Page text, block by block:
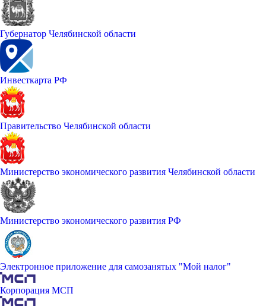
Губернатор Челябинской области
Инвесткарта РФ
Правительство Челябинской области
Министерство экономического развития Челябинской области
Министерство экономического развития РФ
Электронное приложение для самозанятых "Мой налог"
Корпорация МСП